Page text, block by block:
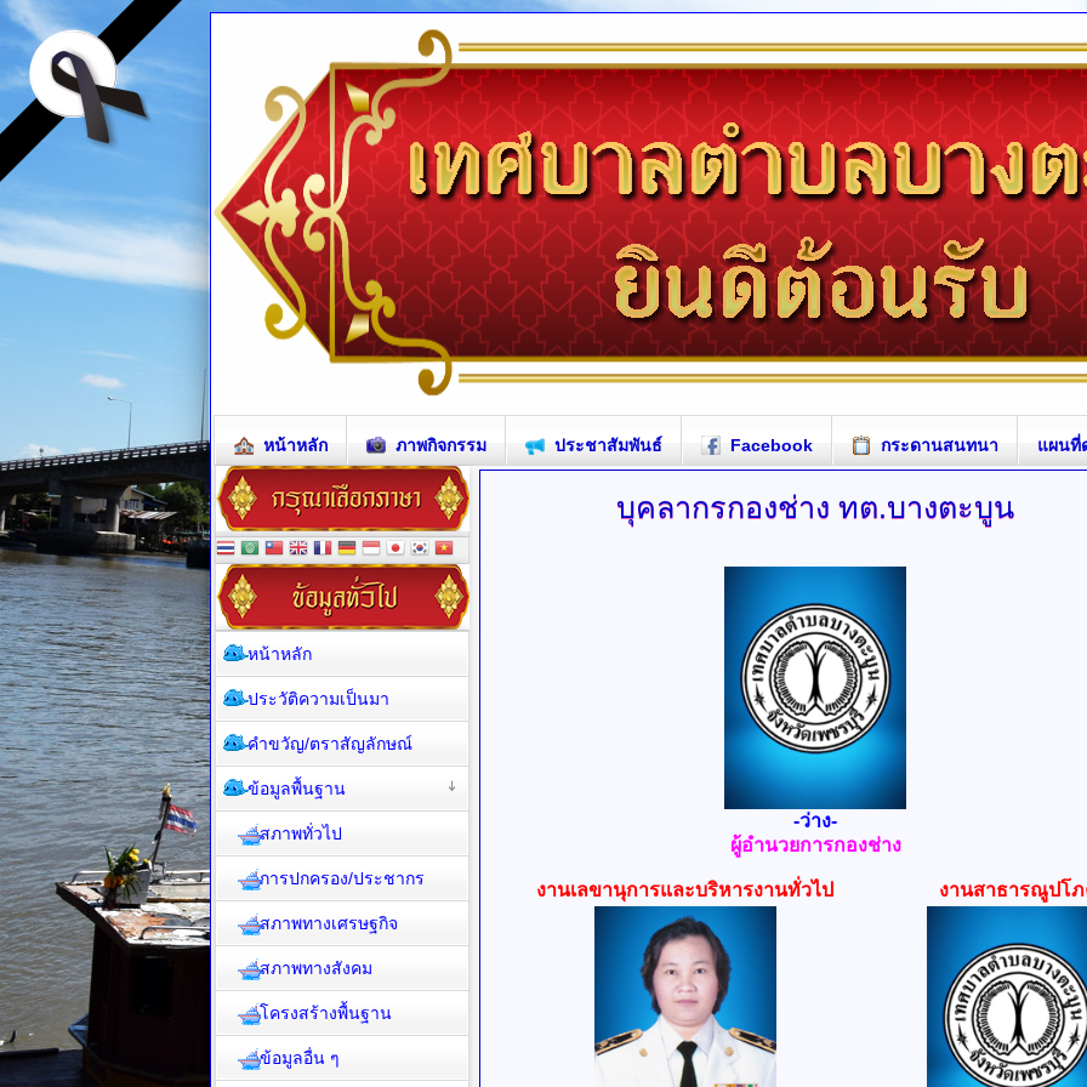
หน้าหลัก ภาพกิจกรรม ประชาสัมพันธ์ Facebook กระดานสนทนา แผนที่
บุคลากรกองช่าง ทต.บางตะบูน
-ว่าง-
ผู้อำนวยการกองช่าง
งานเลขานุการและบริหารงานทั่วไป งานสาธารณูปโ
หน้าหลัก
ประวัติความเป็นมา
คำขวัญ/ตราสัญลักษณ์
ข้อมูลพื้นฐาน
สภาพทั่วไป
การปกครอง/ประชากร
สภาพทางเศรษฐกิจ
สภาพทางสังคม
โครงสร้างพื้นฐาน
ข้อมูลอื่น ๆ